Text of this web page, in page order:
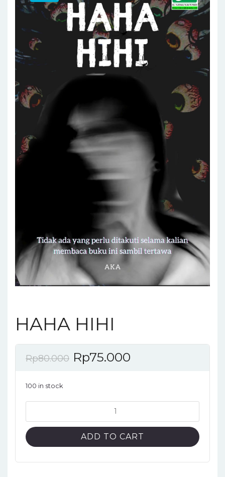
HAHA HIHI
Rp80.000 Rp75.000
100 in stock
quantity
ADD TO CART